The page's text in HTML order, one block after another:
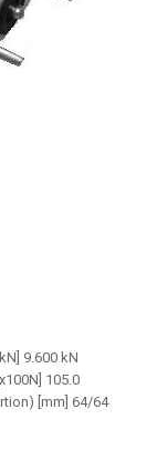
9.600 kN
105.0
[mm] 64/64